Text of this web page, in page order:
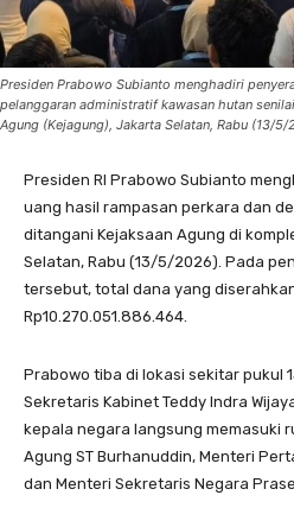
Presiden Prabowo Subianto menghadiri
pelanggaran administratif kawasan hutan
Agung (Kejagung), Jakarta Selatan, Rabu (13/5/
Presiden RI Prabowo Subianto
uang hasil rampasan perkara dan
ditangani Kejaksaan Agung di
Selatan, Rabu (13/5/2026). Pada
tersebut, total dana yang
Rp10.270.051.886.464.
Prabowo tiba di lokasi sekitar pukul
Sekretaris Kabinet Teddy Indra
kepala negara langsung memasuki
Agung ST Burhanuddin, Menteri
dan Menteri Sekretaris Negara